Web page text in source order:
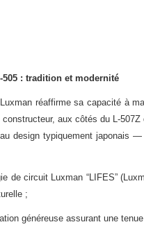
505 : tradition et modernité
réaffirme sa capacité à
constructeur, aux côtés du L-507Z
design typiquement japonais
circuit Luxman “LIFES”
;
généreuse assurant une